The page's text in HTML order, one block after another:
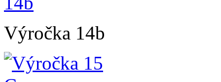
Výročka 14b